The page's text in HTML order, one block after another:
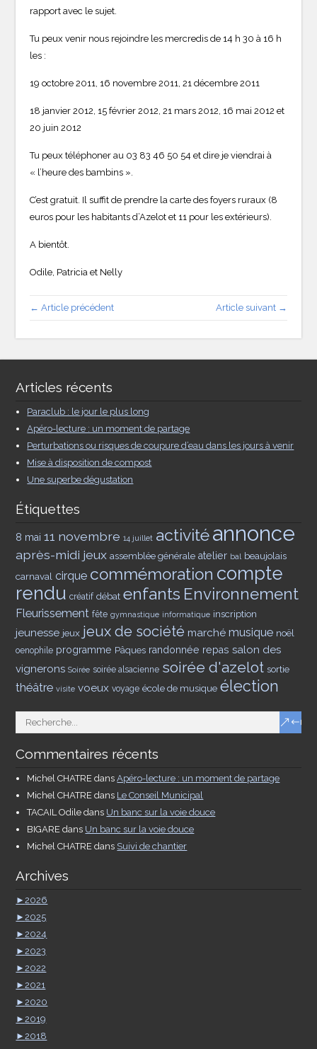
rapport avec le sujet.
Tu peux venir nous rejoindre les mercredis de 14 h 30 à 16 h
les :
19 octobre 2011, 16 novembre 2011, 21 décembre 2011
18 janvier 2012, 15 février 2012, 21 mars 2012, 16 mai 2012 et
20 juin 2012
Tu peux téléphoner au 03 83 46 50 54 et dire je viendrai à
« l’heure des bambins ».
C’est gratuit. Il suffit de prendre la carte des foyers ruraux (8
euros pour les habitants d’Azelot et 11 pour les extérieurs).
A bientôt.
Odile, Patricia et Nelly
← Article précédent Article suivant →
Articles récents
Paraclub : le jour le plus long
Apéro-lecture : un moment de partage
Perturbations ou risques de coupure d’eau dans les jours à venir
Mise à disposition de compost
Une superbe dégustation
Étiquettes
8 mai 11 novembre 14 juillet activitéannonce
après-midi jeux assemblée générale atelier bal beaujolais
carnaval cirque commémoration compte
rendu créatif débat enfants Environnement
Fleurissement fête gymnastique informatique inscription
jeunesse jeux jeux de société marché musique noël
oenophile programme Pâques randonnée repas salon des
vignerons Soirée soirée alsacienne soirée d'azelot sortie
théâtre visite voeux voyage école de musique élection
Commentaires récents
Michel CHATRE dansApéro-lecture : un moment de partage
Michel CHATRE dans Le Conseil Municipal
TACAIL Odile dans Un banc sur la voie douce
BIGARE dans Un banc sur la voie douce
Michel CHATRE dans Suivi de chantier
Archives
►2026
►2025
►2024
►2023
►2022
►2021
►2020
►2019
►2018